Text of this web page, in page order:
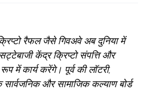
रैफल जैसे गिवअवे अब दुनिया में
केंद्र क्रिप्टो संपत्ति और
में कार्य करेंगे। पूर्व की लॉटरी,
सार्वजनिक और सामाजिक कल्याण बोर्ड